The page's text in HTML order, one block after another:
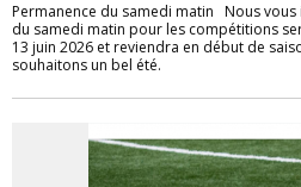
Permanence du samedi matin Nous
du samedi matin pour les compétitions
13 juin 2026 et reviendra en début de
souhaitons un bel été.